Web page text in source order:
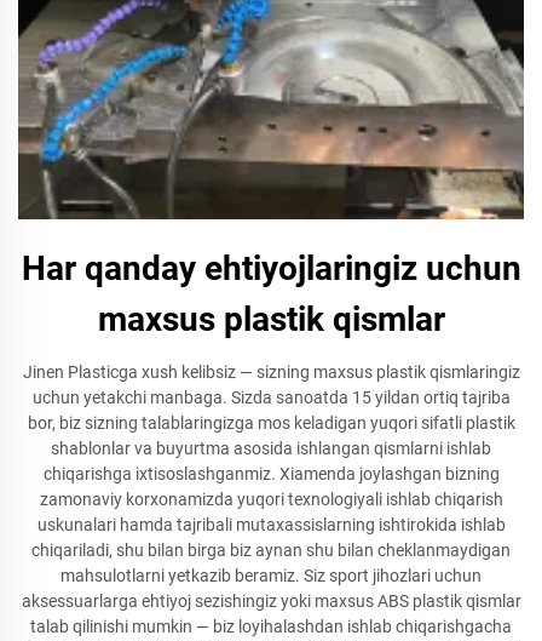
Har qanday ehtiyojlaringiz uchun
maxsus plastik qismlar
Jinen Plasticga xush kelibsiz — sizning maxsus plastik qismlaringiz
uchun yetakchi manbaga. Sizda sanoatda 15 yildan ortiq tajriba
bor, biz sizning talablaringizga mos keladigan yuqori sifatli plastik
shablonlar va buyurtma asosida ishlangan qismlarni ishlab
chiqarishga ixtisoslashganmiz. Xiamenda joylashgan bizning
zamonaviy korxonamizda yuqori texnologiyali ishlab chiqarish
uskunalari hamda tajribali mutaxassislarning ishtirokida ishlab
chiqariladi, shu bilan birga biz aynan shu bilan cheklanmaydigan
mahsulotlarni yetkazib beramiz. Siz sport jihozlari uchun
aksessuarlarga ehtiyoj sezishingiz yoki maxsus ABS plastik qismlar
talab qilinishi mumkin — biz loyihalashdan ishlab chiqarishgacha